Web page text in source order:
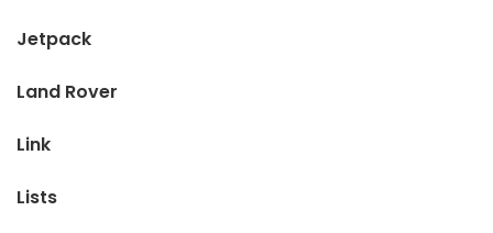
Jetpack
Land Rover
Link
Lists